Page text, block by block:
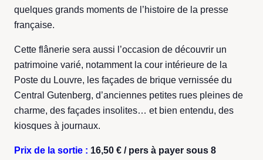
quelques grands moments de l’histoire de la presse
française.
Cette flânerie sera aussi l’occasion de découvrir un
patrimoine varié, notamment la cour intérieure de la
Poste du Louvre, les façades de brique vernissée du
Central Gutenberg, d’anciennes petites rues pleines de
charme, des façades insolites… et bien entendu, des
kiosques à journaux.
Prix de la sortie : 16,50 € / pers à payer sous 8